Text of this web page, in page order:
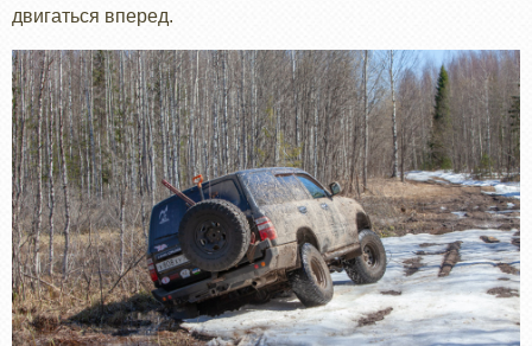
двигаться вперед.